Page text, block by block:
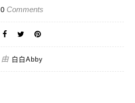
0Comments
由 白白Abby